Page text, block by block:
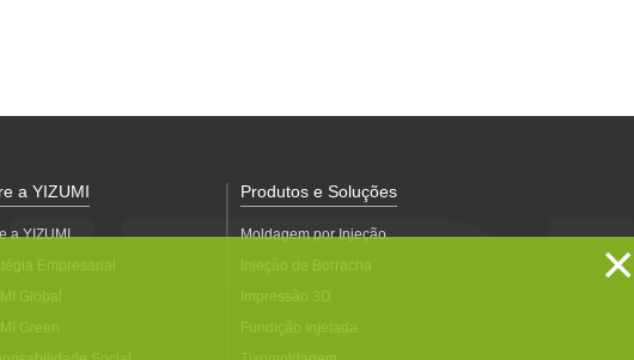
×
a YIZUMI
a YIZUMI
Empresarial
Global
Green
Produtos e Soluções
Moldagem por Injeção
Injeção de Borracha
Impressão 3D
Fundição Injetada